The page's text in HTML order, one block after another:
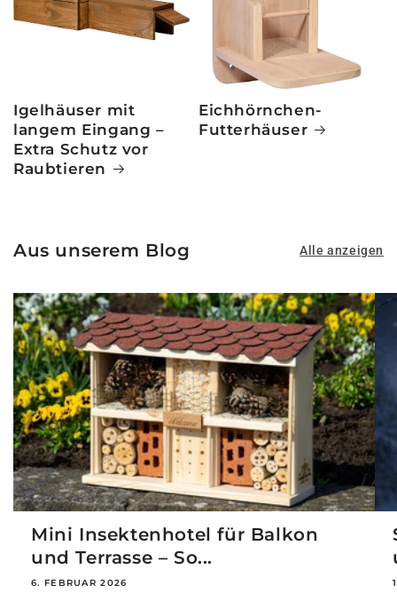
Igelhäuser mit
langem Eingang –
Extra Schutz vor
Raubtieren
Eichhörnchen-
Futterhäuser
Aus unserem Blog Alle anzeigen
Mini Insektenhotel für Balkon
und Terrasse – So...
6. FEBRUAR 2026